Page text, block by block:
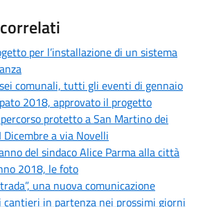
per l’installazione di un sistema
comunali, tutti gli eventi di gennaio
2018, approvato il progetto
protetto a San Martino dei
a via Novelli
del sindaco Alice Parma alla città
2018, le foto
una nuova comunicazione
in partenza nei prossimi giorni